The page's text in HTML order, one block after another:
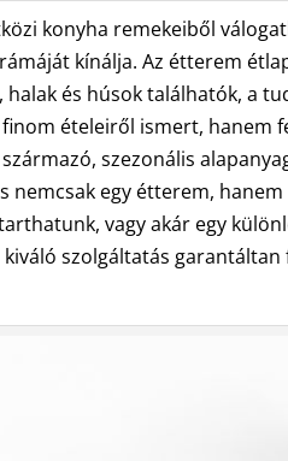
konyha remekeiből
kínálja. Az étterem
és húsok találhatók, a
finom ételeiről ismert, hanem
szezonális
nemcsak egy étterem,
vagy akár egy
kiváló szolgáltatás